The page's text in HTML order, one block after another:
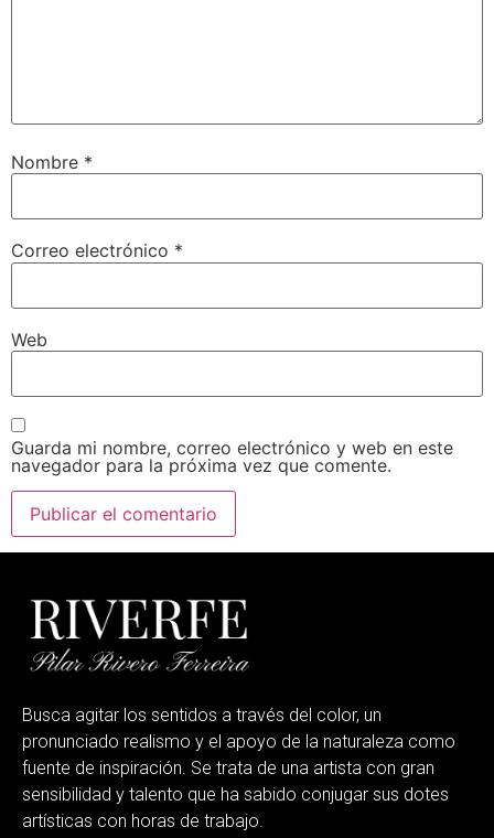
Nombre *
Correo electrónico *
Web
Guarda mi nombre, correo electrónico y web en este
navegador para la próxima vez que comente.
Busca agitar los sentidos a través del color, un
pronunciado realismo y el apoyo de la naturaleza como
fuente de inspiración. Se trata de una artista con gran
sensibilidad y talento que ha sabido conjugar sus dotes
artísticas con horas de trabajo.